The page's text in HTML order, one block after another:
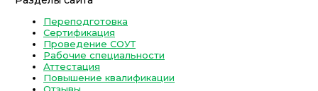
Переподготовка
Сертификация
Проведение СОУТ
Рабочие специальности
Аттестация
Повышение квалификации